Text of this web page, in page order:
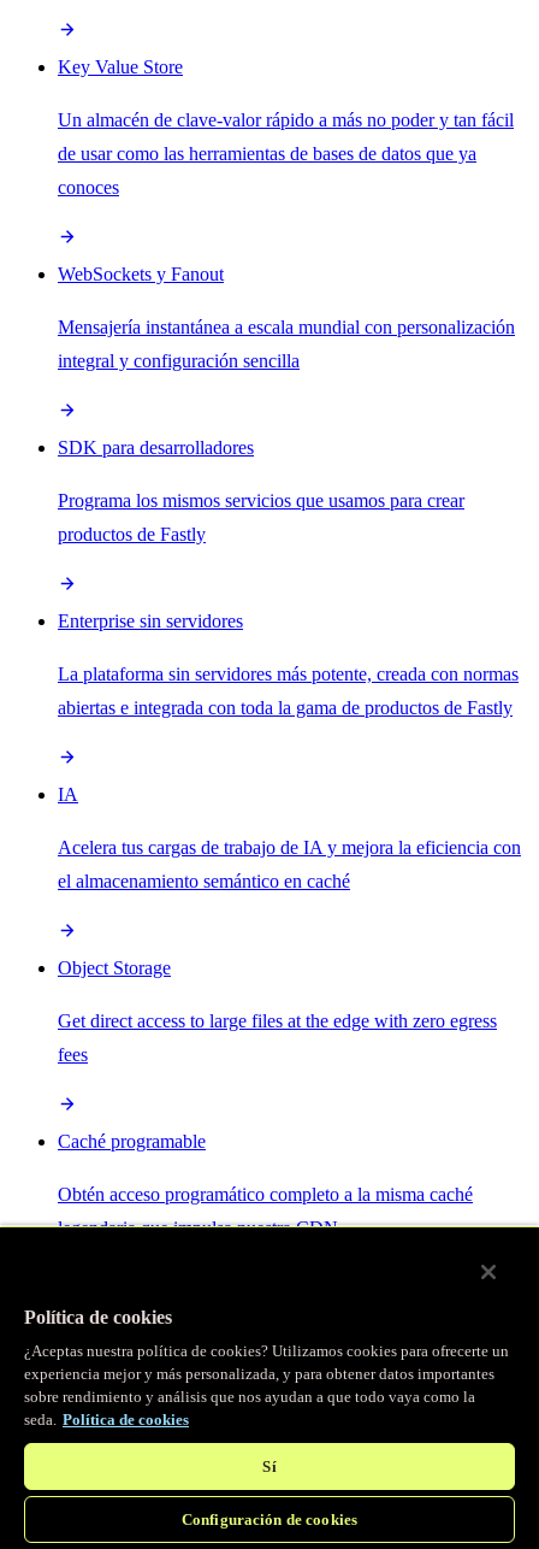
Key Value Store
Un almacén de clave-valor rápido a más no poder y tan fácil
de usar como las herramientas de bases de datos que ya
conoces
WebSockets y Fanout
Mensajería instantánea a escala mundial con personalización
integral y configuración sencilla
SDK para desarrolladores
Programa los mismos servicios que usamos para crear
productos de Fastly
Enterprise sin servidores
La plataforma sin servidores más potente, creada con normas
abiertas e integrada con toda la gama de productos de Fastly
IA
Acelera tus cargas de trabajo de IA y mejora la eficiencia con
el almacenamiento semántico en caché
Object Storage
Get direct access to large files at the edge with zero egress
fees
Caché programable
Obtén acceso programático completo a la misma caché
legendaria que impulsa nuestra CDN.
Servidor MCP
Control por IA para tus servicios Fastly.
Política de cookies
¿Aceptas nuestra política de cookies? Utilizamos cookies para ofrecerte un
experiencia mejor y más personalizada, y para obtener datos importantes
sobre rendimiento y análisis que nos ayudan a que todo vaya como la
seda. Política de cookies
Sí
Configuración de cookies